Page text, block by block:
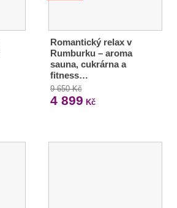
Romantický relax v
Rumburku – aroma
sauna, cukrárna a
fitness…
9 650 Kč
4 899 Kč